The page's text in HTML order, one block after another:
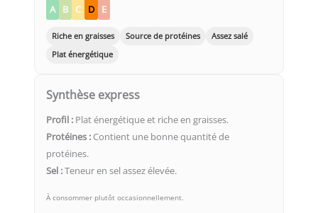
A B C D E
Riche en graisses Source de protéines
Assez salé
Plat énergétique
Synthèse express
Profil : Plat énergétique et riche en graisses.
Protéines : Contient une bonne quantité de
protéines.
Sel :Teneur en sel assez élevée.
À consommer plutôt occasionnellement.